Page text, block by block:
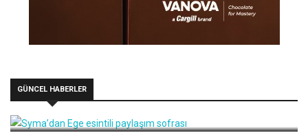
GÜNCEL HABERLER
Syma’dan Ege esintili paylaşım sofrası